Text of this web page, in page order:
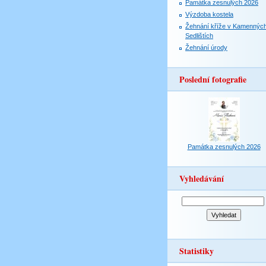
Památka zesnulých 2026
Výzdoba kostela
Žehnání kříže v
Sedlištích
Žehnání úrody
Poslední fotografie
Památka zesnulých 2026
Vyhledávání
Statistiky